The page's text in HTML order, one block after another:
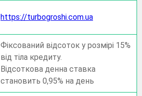
https://turbogroshi.com.ua
Фіксований відсоток у розмірі 15%
від тіла кредиту.
Відсоткова денна ставка
становить 0,95% на день